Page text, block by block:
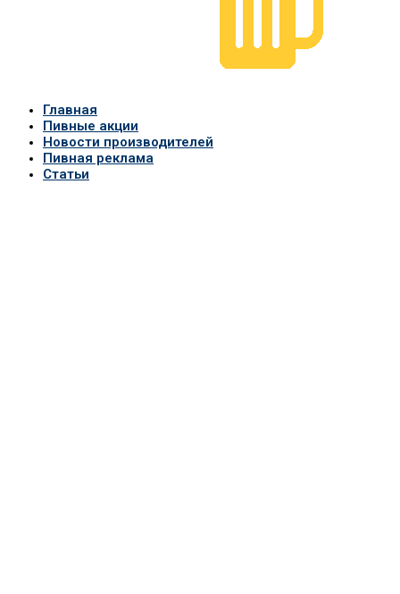
Главная
Пивные акции
Новости производителей
Пивная реклама
Статьи